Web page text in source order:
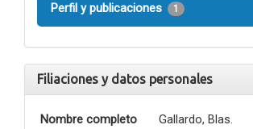
Perfil y publicaciones 1
Filiaciones y datos personales
Nombre completo Gallardo, Blas.